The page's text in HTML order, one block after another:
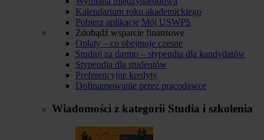
Kalendarium roku akademickiego
Pobierz aplikację Mój USWPS
Zdobądź wsparcie finansowe
Opłaty – co obejmuje czesne
Studiuj za darmo – stypendia dla kandydatów
Stypendia dla studentów
Preferencyjne kredyty
Dofinansowanie przez pracodawcę
Wiadomości z kategorii Studia i szkolenia